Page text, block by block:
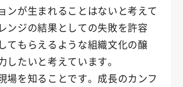
ンが生まれることはないと考えて
ンジの結果としての失敗を許容
てもらえるような組織文化の醸
したいと考えています。
場を知ることです。成長のカンフ